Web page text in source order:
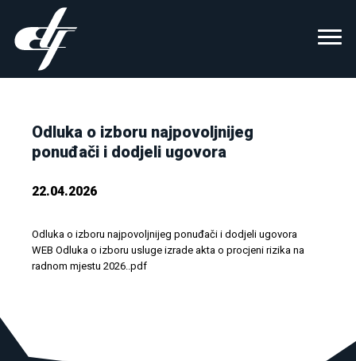
Odluka o izboru najpovoljnijeg
ponuđači i dodjeli ugovora
22.04.2026
Odluka o izboru najpovoljnijeg ponuđači i dodjeli ugovora
WEB Odluka o izboru usluge izrade akta o procjeni rizika na
radnom mjestu 2026..pdf